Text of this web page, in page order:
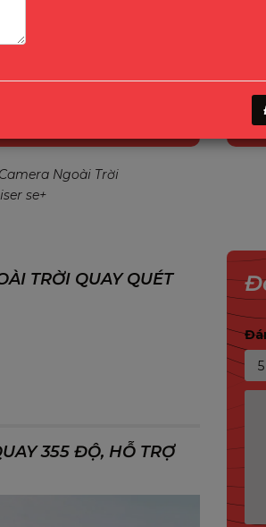
là giải pháp camera IP ngoài trời hoàn
Camera Ngoài Trời
se+
TRỜI QUAY QUÉT
355 ĐỘ, HỖ TRỢ